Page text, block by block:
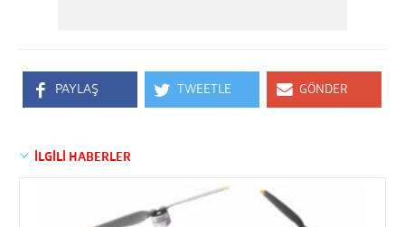
PAYLAŞ TWEETLE GÖNDER
İLGİLİ HABERLER